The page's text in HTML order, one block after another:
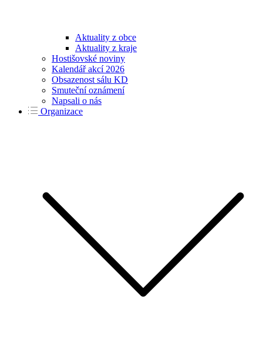
Aktuality z obce
Aktuality z kraje
Hostišovské noviny
Kalendář akcí 2026
Obsazenost sálu KD
Smuteční oznámení
Napsali o nás
Organizace